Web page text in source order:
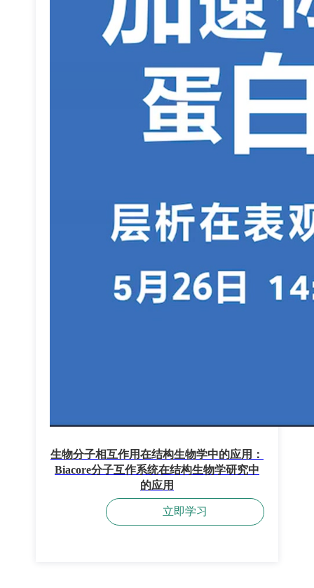
生物分子相互作用在结构生物学中的应用：
Biacore分子互作系统在结构生物学研究中
的应用
立即学习